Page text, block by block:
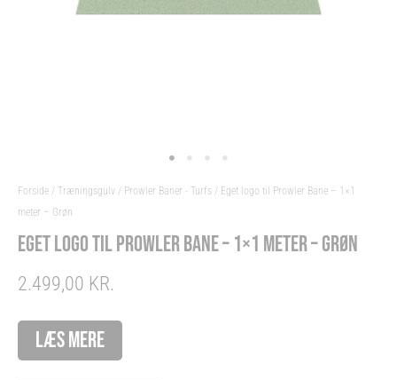
Forside / Træningsgulv / Prowler Baner - Turfs / Eget logo til Prowler Bane – 1×1
meter – Grøn
EGET LOGO TIL PROWLER BANE – 1×1 METER – GRØN
2.499,00 KR.
LÆS MERE